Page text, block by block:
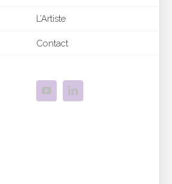
L’Artiste
Contact